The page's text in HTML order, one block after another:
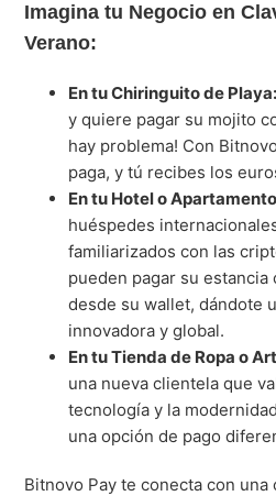
Imagina tu Negocio en
Verano:
En tu Chiringuito de Playa:
y quiere pagar su mojito
hay problema! Con
paga, y tú recibes los
En tu Hotel o
huéspedes
familiarizados con las
pueden pagar su estancia
desde su wallet, dándote
innovadora y global.
En tu Tienda de Ropa o
una nueva clientela que
tecnología y la
una opción de pago
Bitnovo Pay te conecta con una